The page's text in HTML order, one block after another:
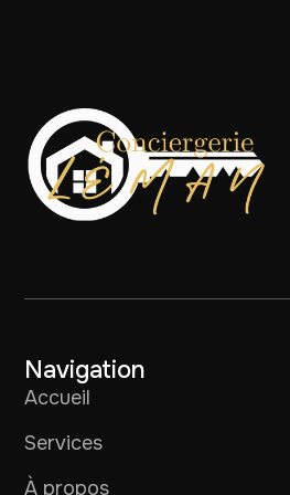
Navigation
Accueil
Services
À propos